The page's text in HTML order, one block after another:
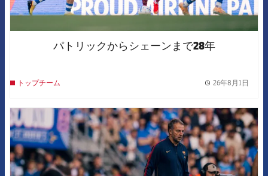
パトリックからシェーンまで28年
トップチーム 26年8月1日
FCB Barcelona badge